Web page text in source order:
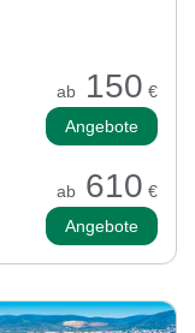
ab 150 €
Angebote
ab 610 €
Angebote